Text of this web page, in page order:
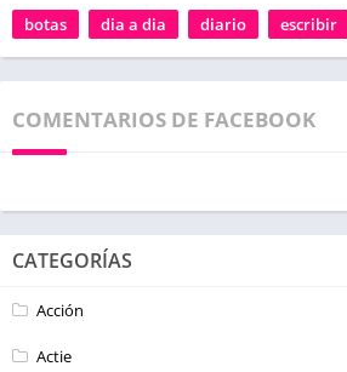
botas dia a dia diario escribir
COMENTARIOS DE FACEBOOK
CATEGORÍAS
Acción
Actie